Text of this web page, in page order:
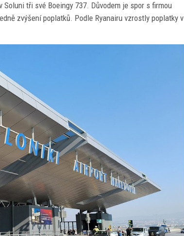
tři své Boeingy 737. Důvodem je spor s firmou
zvýšení poplatků. Podle Ryanairu vzrostly poplatky v